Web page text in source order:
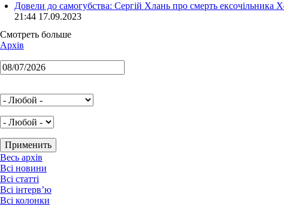
Довели до самогубства: Сергій Хлань про смерть ексочільника
21:44 17.09.2023
Смотреть больше
Архів
Весь архів
Всі новини
Всі статті
Всі інтерв’ю
Всі колонки